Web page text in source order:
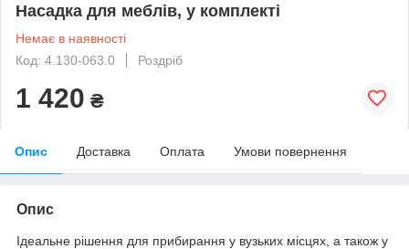
Насадка для меблів, у комплекті
Немає в наявності
Код: 4.130-063.0
Роздріб
1 420 ₴
Опис Доставка Оплата Умови повернення
Опис
Ідеальне рішення для прибирання у вузьких місцях, а також у